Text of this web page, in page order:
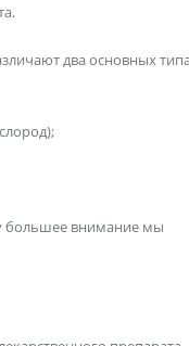
два основных
большее внимание мы